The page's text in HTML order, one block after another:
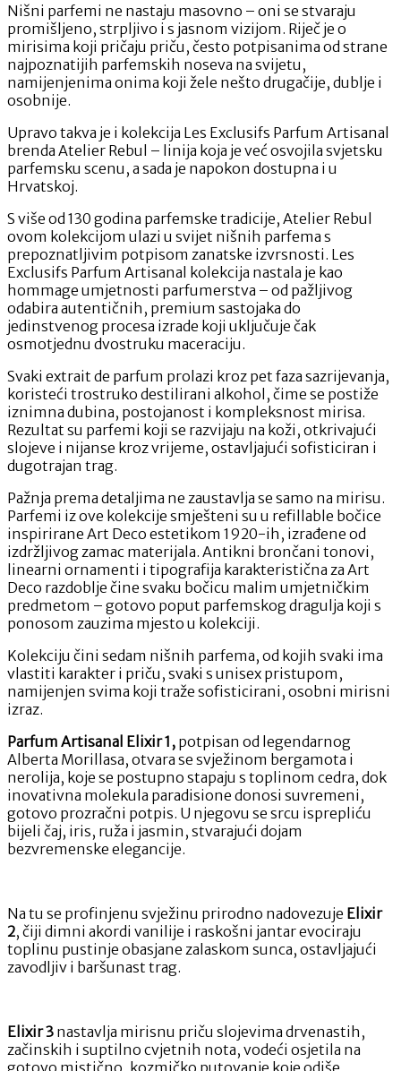
Nišni parfemi ne nastaju masovno – oni se stvaraju
promišljeno, strpljivo i s jasnom vizijom. Riječ je o
mirisima koji pričaju priču, često potpisanima od strane
najpoznatijih parfemskih noseva na svijetu,
namijenjenima onima koji žele nešto drugačije, dublje i
osobnije.
Upravo takva je i kolekcija Les Exclusifs Parfum Artisanal
brenda Atelier Rebul – linija koja je već osvojila svjetsku
parfemsku scenu, a sada je napokon dostupna i u
Hrvatskoj.
S više od 130 godina parfemske tradicije, Atelier Rebul
ovom kolekcijom ulazi u svijet nišnih parfema s
prepoznatljivim potpisom zanatske izvrsnosti. Les
Exclusifs Parfum Artisanal kolekcija nastala je kao
hommage umjetnosti parfumerstva – od pažljivog
odabira autentičnih, premium sastojaka do
jedinstvenog procesa izrade koji uključuje čak
osmotjednu dvostruku maceraciju.
Svaki extrait de parfum prolazi kroz pet faza sazrijevanja,
koristeći trostruko destilirani alkohol, čime se postiže
iznimna dubina, postojanost i kompleksnost mirisa.
Rezultat su parfemi koji se razvijaju na koži, otkrivajući
slojeve i nijanse kroz vrijeme, ostavljajući sofisticiran i
dugotrajan trag.
Pažnja prema detaljima ne zaustavlja se samo na mirisu.
Parfemi iz ove kolekcije smješteni su u refillable bočice
inspirirane Art Deco estetikom 1920-ih, izrađene od
izdržljivog zamac materijala. Antikni brončani tonovi,
linearni ornamenti i tipografija karakteristična za Art
Deco razdoblje čine svaku bočicu malim umjetničkim
predmetom – gotovo poput parfemskog dragulja koji s
ponosom zauzima mjesto u kolekciji.
Kolekciju čini sedam nišnih parfema, od kojih svaki ima
vlastiti karakter i priču, svaki s unisex pristupom,
namijenjen svima koji traže sofisticirani, osobni mirisni
izraz.
Parfum Artisanal Elixir 1, potpisan od legendarnog
Alberta Morillasa, otvara se svježinom bergamota i
nerolija, koje se postupno stapaju s toplinom cedra, dok
inovativna molekula paradisione donosi suvremeni,
gotovo prozračni potpis. U njegovu se srcu isprepliću
bijeli čaj, iris, ruža i jasmin, stvarajući dojam
bezvremenske elegancije.
Na tu se profinjenu svježinu prirodno nadovezuje Elixir
2, čiji dimni akordi vanilije i raskošni jantar evociraju
toplinu pustinje obasjane zalaskom sunca, ostavljajući
zavodljiv i baršunast trag.
Elixir 3 nastavlja mirisnu priču slojevima drvenastih,
začinskih i suptilno cvjetnih nota, vodeći osjetila na
gotovo mistično, kozmičko putovanje koje odiše